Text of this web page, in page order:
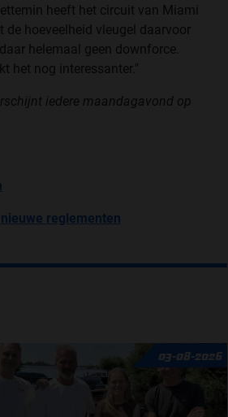
heeft het circuit van Miami
de hoeveelheid vleugel daarvoor
helemaal geen downforce.
het nog interessanter."
iedere maandagavond op
reglementen
03-08-2026